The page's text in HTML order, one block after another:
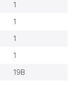
1
1
1
1
19В